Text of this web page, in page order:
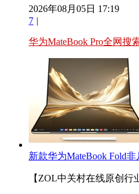
2026年08月05日 17:19
7 |
华为MateBook Pro全网搜
新款华为MateBook Fold
【ZOL中关村在线原创